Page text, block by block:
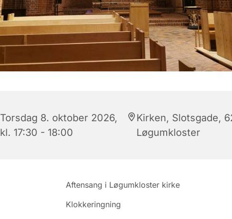
Torsdag 8. oktober 2026,
kl. 17:30 - 18:00
Kirken, Slotsgade,
Løgumkloster
Aftensang i Løgumkloster kirke
Klokkeringning